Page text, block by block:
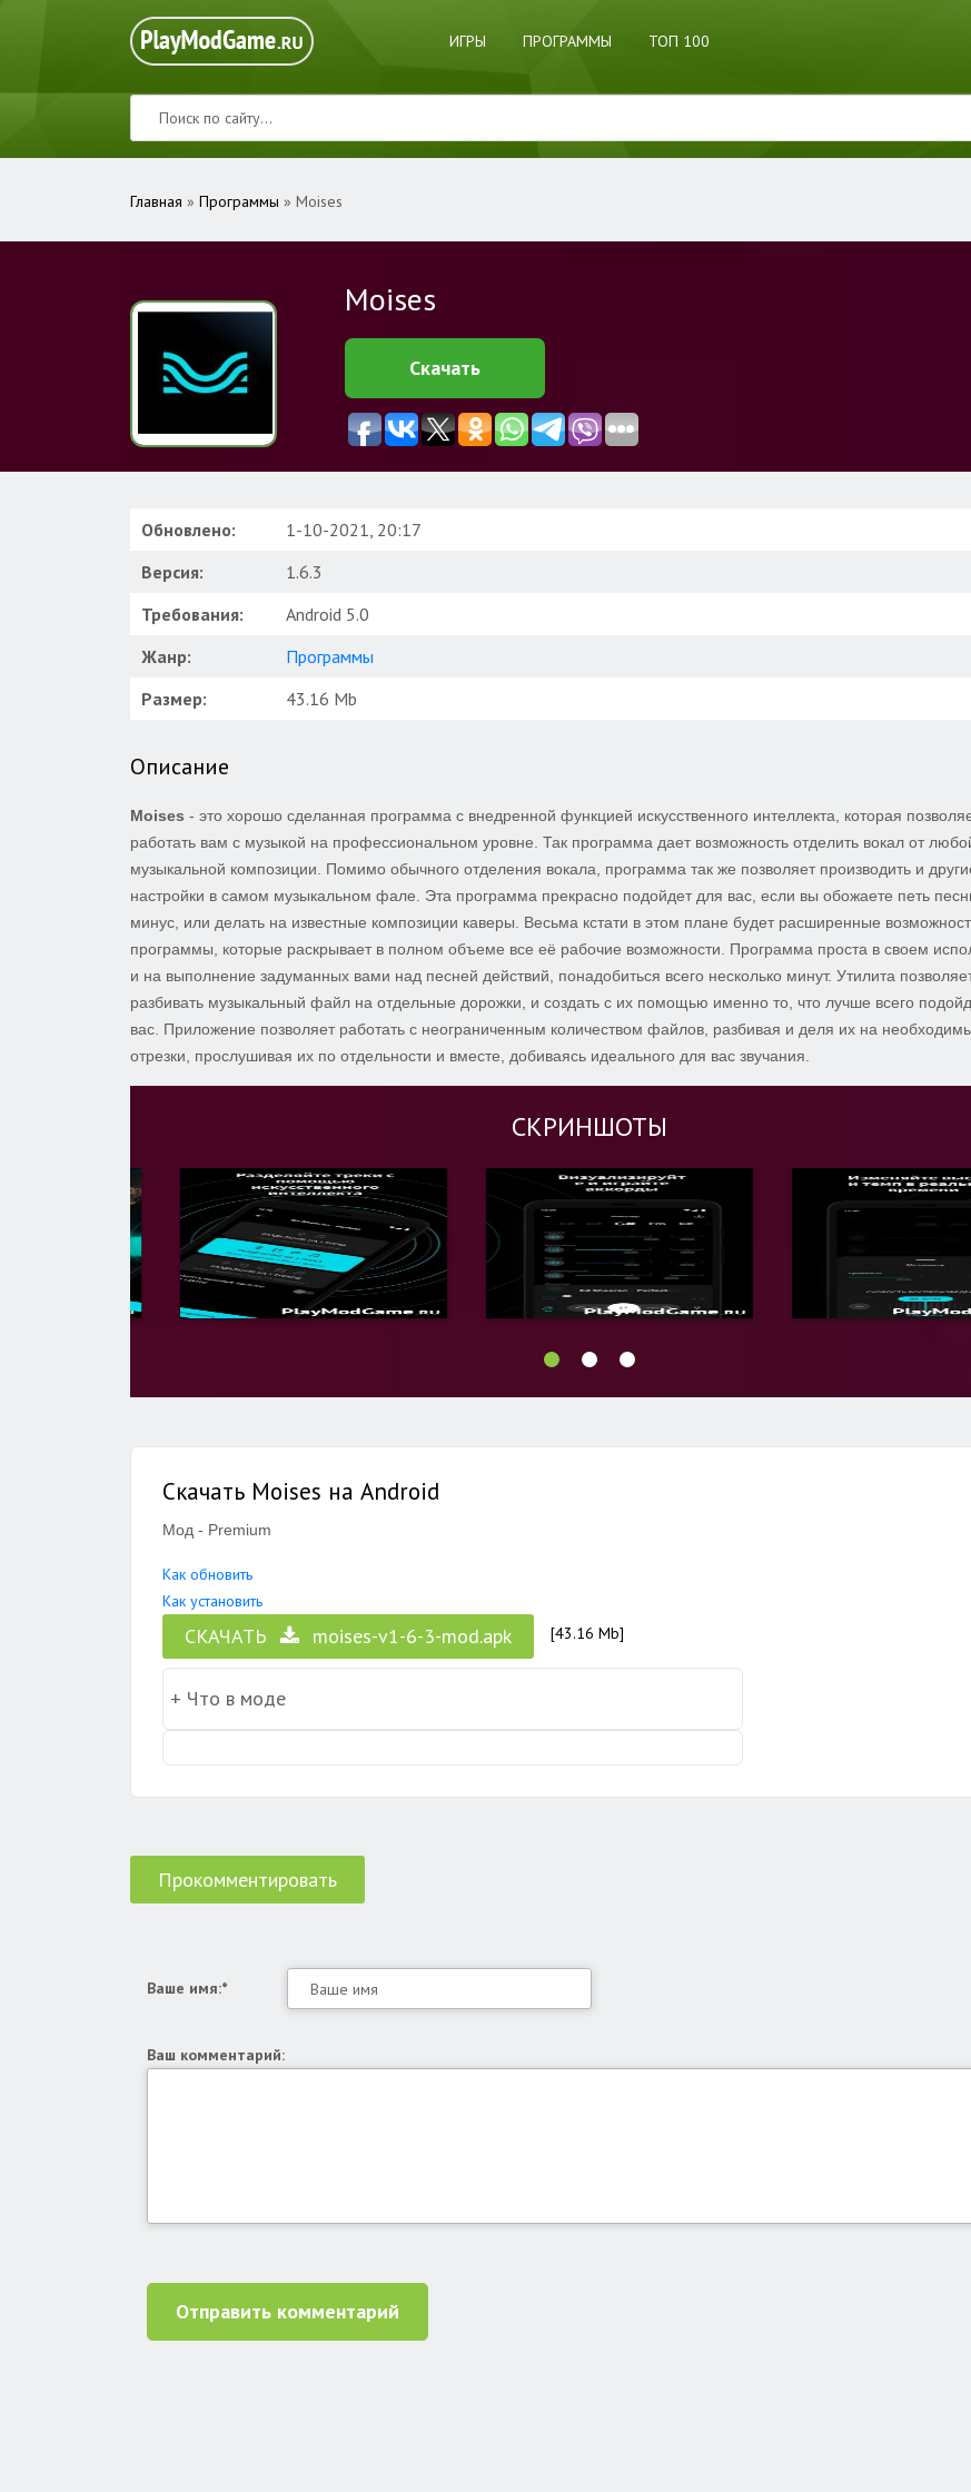
ИГРЫ ПРОГРАММЫ ТОП 100
Главная » Программы » Moises
Moises
Скачать
Обновлено:
1-10-2021, 20:17
Версия:
1.6.3
Требования:
Android 5.0
Жанр:
Программы
Размер:
43.16 Mb
Описание
Moises - это хорошо сделанная программа с внедренной функцией искусственного интеллекта, которая
работать вам с музыкой на профессиональном уровне. Так программа дает возможность отделить вокал от
музыкальной композиции. Помимо обычного отделения вокала, программа так же позволяет производить и
настройки в самом музыкальном фале. Эта программа прекрасно подойдет для вас, если вы обожаете петь
минус, или делать на известные композиции каверы. Весьма кстати в этом плане будет расширенные
программы, которые раскрывает в полном объеме все её рабочие возможности. Программа проста в своем
и на выполнение задуманных вами над песней действий, понадобиться всего несколько минут. Утилита
разбивать музыкальный файл на отдельные дорожки, и создать с их помощью именно то, что лучше всего
вас. Приложение позволяет работать с неограниченным количеством файлов, разбивая и деля их на
отрезки, прослушивая их по отдельности и вместе, добиваясь идеального для вас звучания.
СКРИНШОТЫ
Скачать Moises на Android
Мод - Premium
Как обновить
Как установить
СКАЧАТЬ moises-v1-6-3-mod.apk [43.16 Mb]
Прокомментировать
Ваше имя:*
Ваш комментарий:
Отправить комментарий